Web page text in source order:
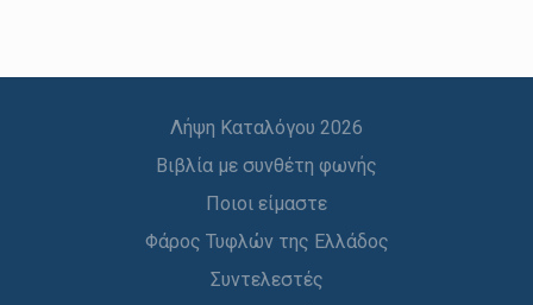
Λήψη Καταλόγου 2026
Βιβλία με συνθέτη φωνής
Ποιοι είμαστε
Φάρος Τυφλών της Ελλάδος
Συντελεστές